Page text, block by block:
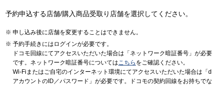
予約申込する店舗/購入商品受取り店舗を選択してください。
申し込み後に店舗を変更することはできません。
予約手続きにはログインが必要です。
ドコモ回線にてアクセスいただいた場合は「ネットワーク暗証番号」が必要
です。ネットワーク暗証番号についてはこちら をご確認ください。
Wi-Fiまたはご自宅のインターネット環境にてアクセスいただいた場合は「d
アカウントのID／パスワード」が必要です。ドコモの契約回線をお持ちでな